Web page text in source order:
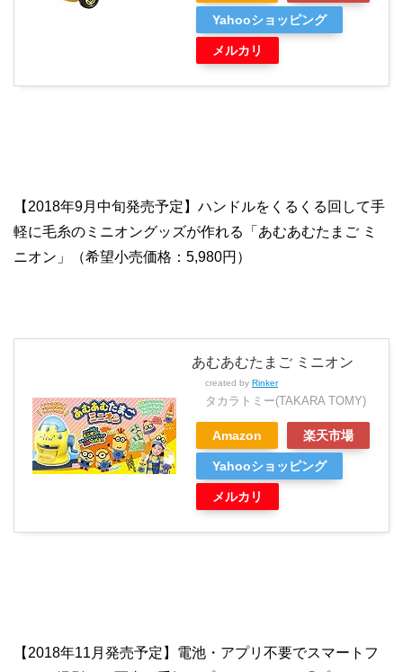
Yahooショッピング
メルカリ
【2018年9月中旬発売予定】ハンドルをくるくる回して手
軽に毛糸のミニオングッズが作れる「あむあむたまご ミ
ニオン」（希望小売価格：5,980円）
あむあむたまご ミニオン
created by Rinker
タカラトミー(TAKARA TOMY)
Amazon 楽天市場
Yahooショッピング
メルカリ
【2018年11月発売予定】電池・アプリ不要でスマートフ